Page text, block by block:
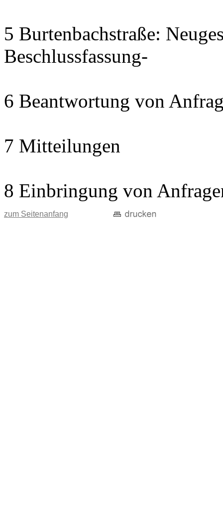
5 Burtenbachstraße:
Beschlussfassung-
6 Beantwortung von
7 Mitteilungen
8 Einbringung von
zum Seitenanfang